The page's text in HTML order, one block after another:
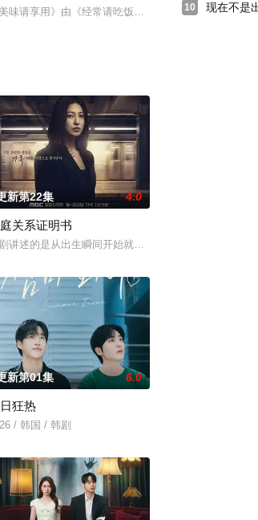
智勋、李韩俊导演与金太柱编
件，拯救市民的故事，更有搞笑破案热血场面。
美味请享用》由《经常请吃饭的理事大人》和《农情
商淑,郑孝彬,李家豪,郑永琡
新第22集 4.0
关系证明书
讲述的是从出生瞬间开始就被打上家庭崩溃烙印的一
无所畏惧的十几岁，被现实挡住而受挫的二十几岁，
新第01集 6.0
狂热
/ 韩国 / 韩剧
10 现在不是